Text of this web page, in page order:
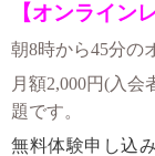
【オンライン
朝8時から45分の
月額2,000円(入
題です。
無料体験申し込